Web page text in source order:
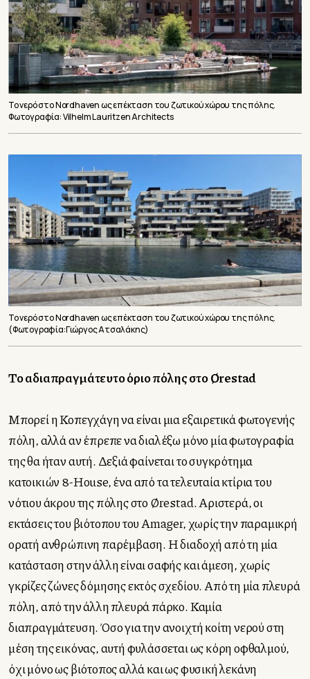
Το νερό στο Nordhaven ως επέκταση του ζωτικού χώρου της πόλης.
Φωτογραφία: Vilhelm Lauritzen Architects
Το νερό στο Nordhaven ως επέκταση του ζωτικού χώρου της πόλης.
(Φωτογραφία:Γιώργος Ατσαλάκης)
To αδιαπραγμάτευτο όριο πόλης στο Ørestad
Μπορεί η Κοπεγχάγη να είναι μια εξαιρετικά φωτογενής
πόλη, αλλά αν έπρεπε να διαλέξω μόνο μία φωτογραφία
της θα ήταν αυτή. Δεξιά φαίνεται το συγκρότημα
κατοικιών 8-House, ένα από τα τελευταία κτίρια του
νότιου άκρου της πόλης στο Ørestad. Αριστερά, οι
εκτάσεις του βιότοπου του Amager, χωρίς την παραμικρή
ορατή ανθρώπινη παρέμβαση. Η διαδοχή από τη μία
κατάσταση στην άλλη είναι σαφής και άμεση, χωρίς
γκρίζες ζώνες δόμησης εκτός σχεδίου. Από τη μία πλευρά
πόλη, από την άλλη πλευρά πάρκο. Καμία
διαπραγμάτευση. Όσο για την ανοιχτή κοίτη νερού στη
μέση της εικόνας, αυτή φυλάσσεται ως κόρη οφθαλμού,
όχι μόνο ως βιότοπος αλλά και ως φυσική λεκάνη